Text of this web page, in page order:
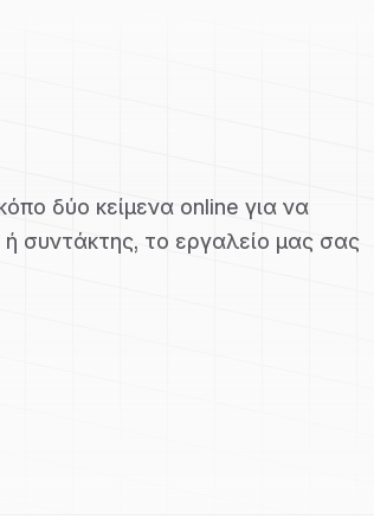
δύο κείμενα online για να
συντάκτης, το εργαλείο μας σας